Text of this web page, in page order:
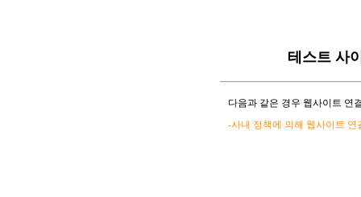
테스트 사
다음과 같은 경우 웹사이트 연
-사내 정책에 의해 웹사이트